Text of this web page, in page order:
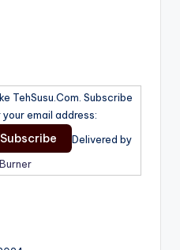
TehSusu.Com. Subscribe
email address:
Delivered by